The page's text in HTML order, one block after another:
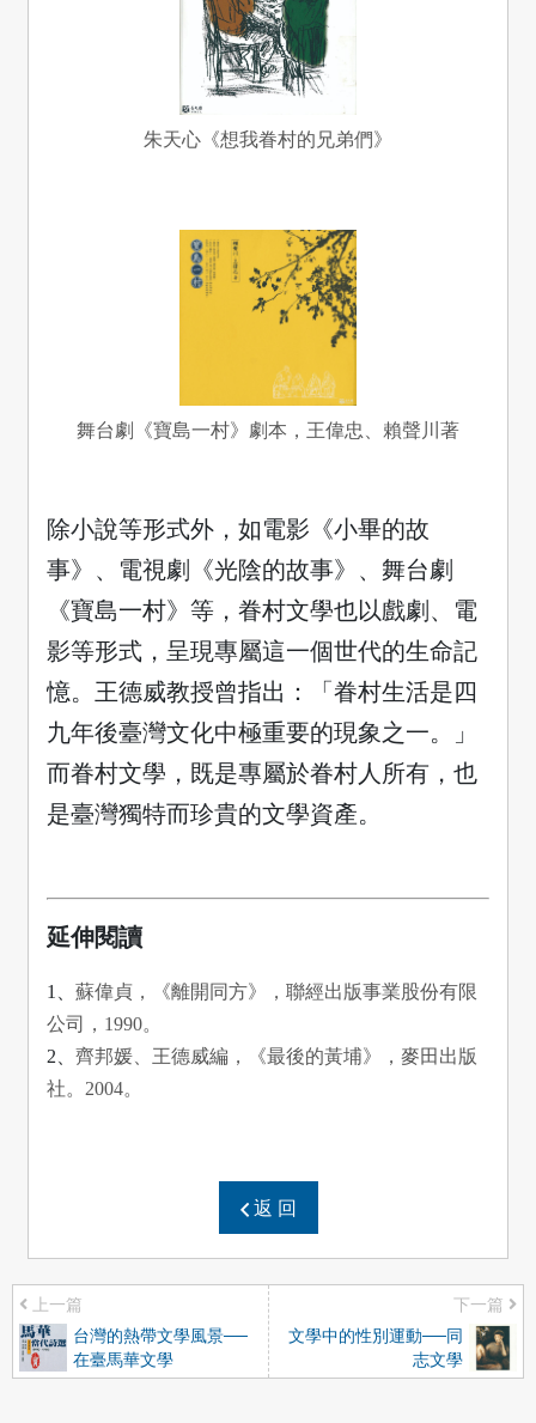
朱天心《想我眷村的兄弟們》
舞台劇《寶島一村》劇本，王偉忠、賴聲川著
除小說等形式外，如電影《小畢的故
事》、電視劇《光陰的故事》、舞台劇
《寶島一村》等，眷村文學也以戲劇、電
影等形式，呈現專屬這一個世代的生命記
憶。王德威教授曾指出：「眷村生活是四
九年後臺灣文化中極重要的現象之一。」
而眷村文學，既是專屬於眷村人所有，也
是臺灣獨特而珍貴的文學資產。
延伸閱讀
1、 蘇偉貞，《離開同方》，聯經出版事業股份有限
公司，1990。
2、 齊邦媛、王德威編，《最後的黃埔》，麥田出版
社。2004。
上一篇
台灣的熱帶文學風景──
在臺馬華文學
下一篇
文學中的性別運動──同
志文學
返 回